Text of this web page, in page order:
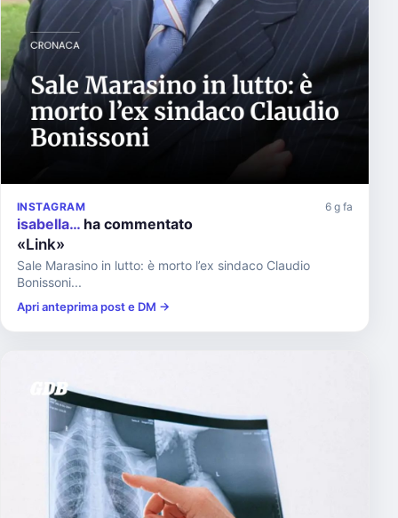
INSTAGRAM 6 g fa
isabella… ha commentato
«Link»
Sale Marasino in lutto: è morto l’ex sindaco Claudio
Bonissoni...
Apri anteprima post e DM →